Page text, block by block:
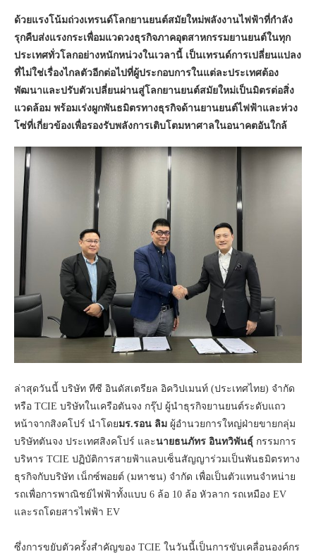
ด้วยแรงโน้มถ่วงเทรนด์โลกยานยนต์สมัยใหม่พลังงานไฟฟ้าที่กำลัง
รุกคืบส่งแรงกระเพื่อมแวดวงธุรกิจภาคอุตสาหกรรมยานยนต์ในทุก
ประเทศทั่วโลกอย่างหนักหน่วงในเวลานี้ เป็นเทรนด์การเปลี่ยนแปลง
ที่ไม่ใช่เรื่องไกลตัวอีกต่อไปที่ผู้ประกอบการในแต่ละประเทศต้อง
พัฒนาและปรับตัวเปลี่ยนผ่านสู่โลกยานยนต์สมัยใหม่เป็นมิตรต่อสิ่ง
แวดล้อม พร้อมเร่งผูกพันธมิตรทางธุรกิจด้านยานยนต์ไฟฟ้าและห่วง
โซ่ที่เกี่ยวข้องเพื่อรองรับพลังการเติบโตมหาศาลในอนาคตอันใกล้
ล่าสุดวันนี้ บริษัท ทีซี อินดัสเตรียล อิควิปเมนท์ (ประเทศไทย) จำกัด
หรือ TCIE บริษัทในเครือตันจง กรุ๊ป ผู้นำธุรกิจยานยนต์ระดับแถว
หน้าจากสิงคโปร์ นำโดยมร.รอน ลิม ผู้อำนวยการใหญ่ฝ่ายขายกลุ่ม
บริษัทตันจง ประเทศสิงคโปร์ และนายธนภัทร อินทวิพันธุ์ กรรมการ
บริหาร TCIE ปฏิบัติการสายฟ้าแลบเซ็นสัญญาร่วมเป็นพันธมิตรทาง
ธุรกิจกับบริษัท เน็กซ์พอยต์ (มหาชน) จำกัด เพื่อเป็นตัวแทนจำหน่าย
รถเพื่อการพาณิชย์ไฟฟ้าทั้งแบบ 6 ล้อ 10 ล้อ หัวลาก รถเหมือง EV
และรถโดยสารไฟฟ้า EV
ซึ่งการขยับตัวครั้งสำคัญของ TCIE ในวันนี้เป็นการขับเคลื่อนองค์กร